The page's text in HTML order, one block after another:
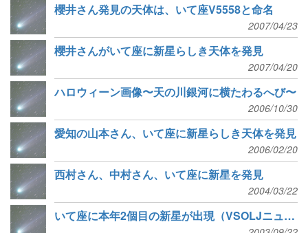
櫻井さん発見の天体は、いて座V5558と命名
2007/04/23
櫻井さんがいて座に新星らしき天体を発見
2007/04/20
ハロウィーン画像〜天の川銀河に横たわるへび〜
2006/10/30
愛知の山本さん、いて座に新星らしき天体を発見
2006/02/20
西村さん、中村さん、いて座に新星を発見
2004/03/22
いて座に本年2個目の新星が出現（VSOLJニュース）